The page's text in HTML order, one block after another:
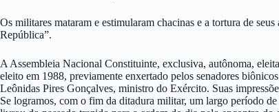
Os militares mataram e estimularam chacinas e a tortura de
República”.
A Assembleia Nacional Constituinte, exclusiva, autônoma,
eleito em 1988, previamente enxertado pelos senadores
Leônidas Pires Gonçalves, ministro do Exército. Suas
Se logramos, com o fim da ditadura militar, um largo período